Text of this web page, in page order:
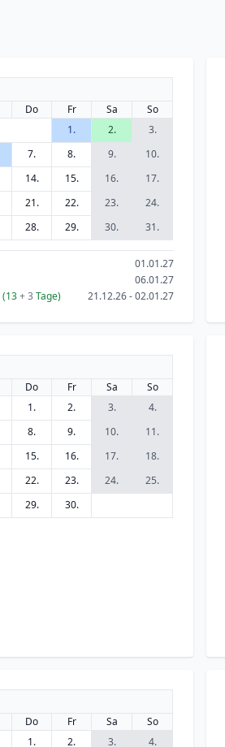
Do Fr Sa
So
1.
2.
3.
7. 8. 9.
10.
14. 15. 16.
17.
21. 22. 23.
24.
28. 29. 30. 31.
01.01.27
06.01.27
(13+ 3 Tage) 21.12.26 - 02.01.27
Do Fr Sa
So
1.
2. 3.
4.
8. 9. 10.
11.
15. 16. 17.
18.
22. 23. 24.
25.
29. 30.
Do Fr Sa
So
1.
2. 3. 4.